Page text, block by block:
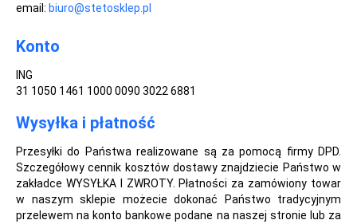
email: biuro@stetosklep.pl
Konto
ING
31 1050 1461 1000 0090 3022 6881
Wysyłka i płatność
Przesyłki do Państwa realizowane są za pomocą firmy DPD.
Szczegółowy cennik kosztów dostawy znajdziecie Państwo w
zakładce WYSYŁKA I ZWROTY. Płatności za zamówiony towar
w naszym sklepie możecie dokonać Państwo tradycyjnym
przelewem na konto bankowe podane na naszej stronie lub za